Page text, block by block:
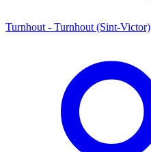
Turnhout - Turnhout (Sint-Victor)